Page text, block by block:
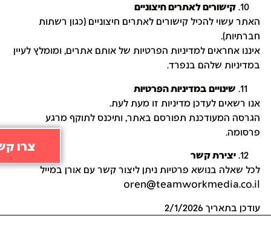
קישורים לאתרים חיצוניים
האתר עשוי להכיל קישורים לאתרים חיצוניים (כגון רשתות
חברתיות).
איננו אחראים למדיניות הפרטיות של אותם אתרים, ומומלץ לעיין
במדיניות שלהם בנפרד.
שינויים במדיניות הפרטיות
אנו רשאים לעדכן מדיניות זו מעת לעת.
הגרסה המעודכנת תפורסם באתר, ותיכנס לתוקף מרגע
פרסומה.
יצירת קשר
לכל שאלה בנושא פרטיות ניתן ליצור קשר עם אורן במייל
oren@teamworkmedia.co.il
עודכן בתאריך 2/1/2026
צרו